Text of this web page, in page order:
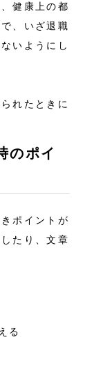
健康上の都
、いざ退職
いようにし
れたときに
のポイ
ポイントが
たり、文章
る